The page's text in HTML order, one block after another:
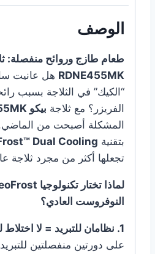
الوصف
RDNE455MK هل عانيت
“الكيك” في الثلاجة بسبب
الفريزر؟ مع ثلاجة بيكو RDNE455MK
المشكلة أصبحت من
بتقنية Dual Cooling
تجعلها أكثر من مجرد ثلاجة
النوفروست العادي؟
1. نظامان للتبريد = لا اختلاط للروائح
على دورتين منفصلتين